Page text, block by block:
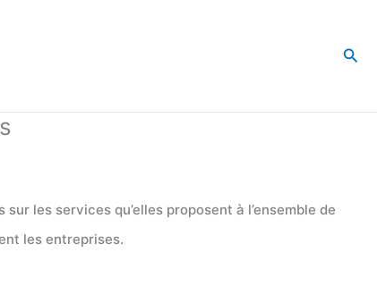
les services qu’elles proposent à l’ensemble de
les entreprises.